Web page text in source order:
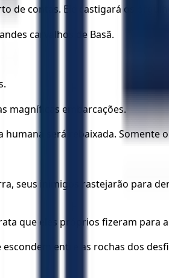
de contas. Ele castigará os
carvalhos de Basã.
magníficas embarcações.
será rebaixada. Somente
seus inimigos rastejarão para
que eles próprios fizeram para
entre as rochas dos